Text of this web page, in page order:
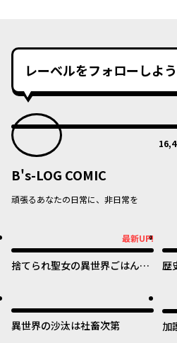
レーベルをフォローしよう
B's-LOG COMIC
頑張るあなたの日常に、非日常を
最新UP!
捨てられ聖女の異世界ごはん
歴
異世界の沙汰は社畜次第
加